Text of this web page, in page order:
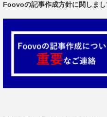
Foovoの記事作成方針に関しまし